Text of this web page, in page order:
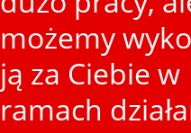
możemy
ją za Ciebie w
ramach